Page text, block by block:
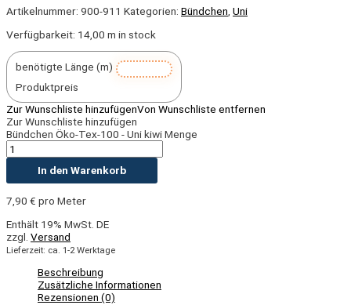
Artikelnummer: 900-911 Kategorien: Bündchen Uni
Verfügbarkeit: 14,00 m in stock
benötigte Länge (m)
Produktpreis
Zur Wunschliste hinzufügenVon Wunschliste entfernen
Zur Wunschliste hinzufügen
Bündchen Öko-Tex-100 - Uni kiwi Menge
In den Warenkorb
7,90 € pro Meter
Enthält 19% MwSt. DE
zzgl. Versand
Lieferzeit: ca. 1-2 Werktage
Beschreibung
Zusätzliche Informationen
Rezensionen (0)